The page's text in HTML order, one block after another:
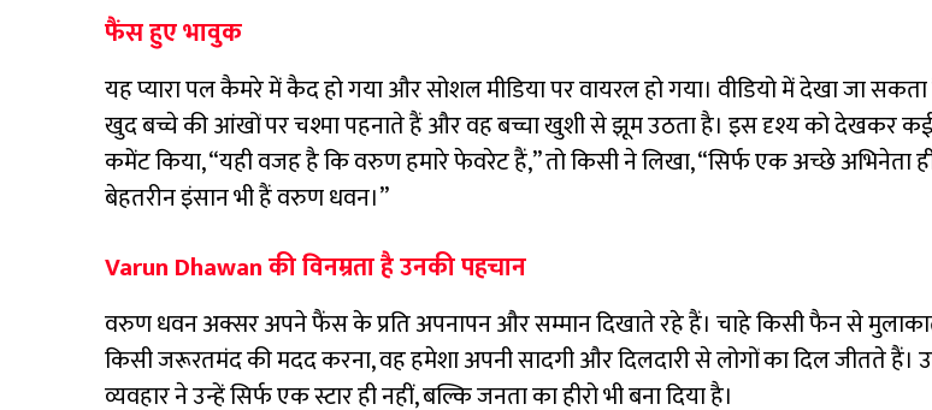
फैंस हुए भावुक
यह प्यारा पल कैमरे में कैद हो गया और सोशल मीडिया पर वायरल हो गया। वीडियो में देखा जा
खुद बच्चे की आंखों पर चश्मा पहनाते हैं और वह बच्चा खुशी से झूम उठता है। इस दृश्य को देखकर
कमेंट किया, “यही वजह है कि वरुण हमारे फेवरेट हैं,” तो किसी ने लिखा, “सिर्फ एक अच्छे अभिनेता
बेहतरीन इंसान भी हैं वरुण धवन।”
Varun Dhawan की विनम्रता है उनकी पहचान
वरुण धवन अक्सर अपने फैंस के प्रति अपनापन और सम्मान दिखाते रहे हैं। चाहे किसी फैन से
किसी जरूरतमंद की मदद करना, वह हमेशा अपनी सादगी और दिलदारी से लोगों का दिल जीतते
व्यवहार ने उन्हें सिर्फ एक स्टार ही नहीं, बल्कि जनता का हीरो भी बना दिया है।